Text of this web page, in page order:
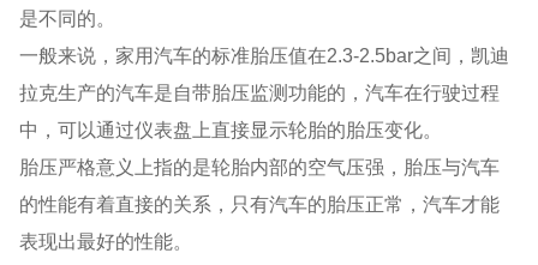
是不同的。
一般来说，家用汽车的标准胎压值在2.3-2.5bar之间，凯迪
拉克生产的汽车是自带胎压监测功能的，汽车在行驶过程
中，可以通过仪表盘上直接显示轮胎的胎压变化。
胎压严格意义上指的是轮胎内部的空气压强，胎压与汽车
的性能有着直接的关系，只有汽车的胎压正常，汽车才能
表现出最好的性能。